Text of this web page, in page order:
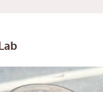
รื่องในย่าง
ลาดพร้าว
สมุทรปราการ